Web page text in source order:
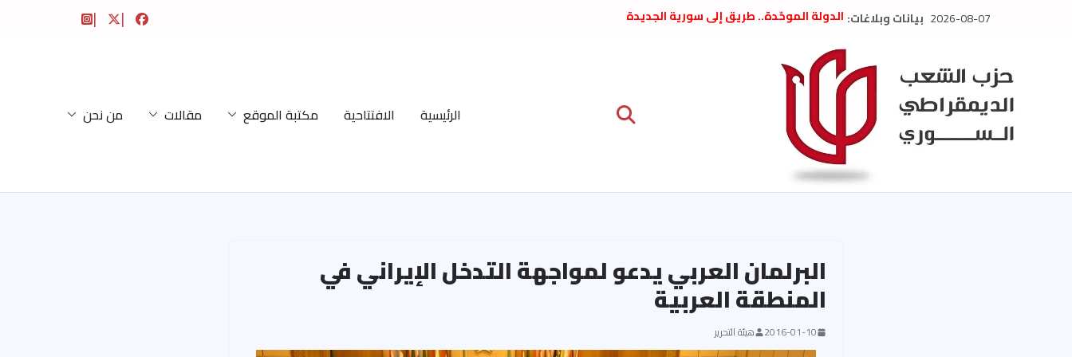
2026-08-07 بيانات وبلاغات: الدولة الموحّدة.. طريق إلى سورية الجديدة
تعزية بوفاة المناضل حسن عبدالعظيم الأمين
العام السابق لحزب الاتحاد الاشتراكي العربي
الديمقراطي
بلاغ صادر عن اجتماع اللجنة المركزية نيسان
الحرب الأمريكية الإسرائيلية على نظام الملالي
في إيران .. بيان من حزب الشعب الديمقراطي
السوري
الرئيسية الافتتاحية مكتبة الموقع مقالات من نحن
البرلمان العربي يدعو لمواجهة التدخل الإيراني في
المنطقة العربية
2016-01-10 هيئة التحرير